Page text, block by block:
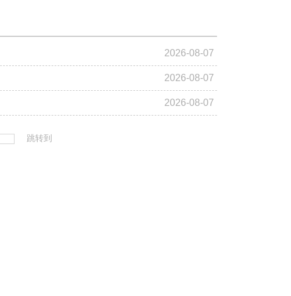
2026-08-07
2026-08-07
2026-08-07
跳转到